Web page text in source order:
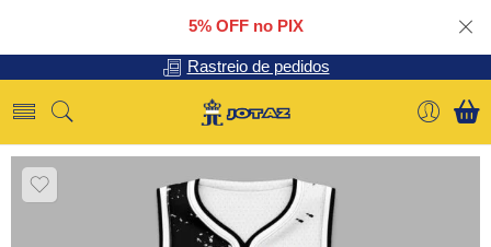
5% OFF no PIX
Rastreio de pedidos